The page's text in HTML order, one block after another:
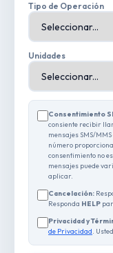
Tipo de Operación
Unidades
Consentimiento
consiente recibir
mensajes SMS/MMS
número
consentimiento no
mensajes puede
aplicar.
Cancelación:
Responda HELP
Privacidad y
de Privacidad.